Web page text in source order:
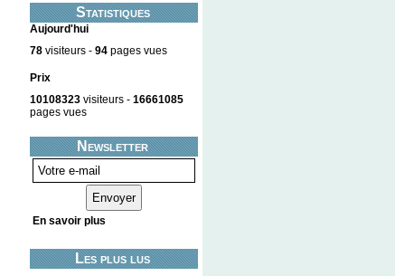
Statistiques
Aujourd'hui
78 visiteurs - 94 pages vues
Prix
10108323 visiteurs - 16661085
pages vues
Newsletter
En savoir plus
Les plus lus